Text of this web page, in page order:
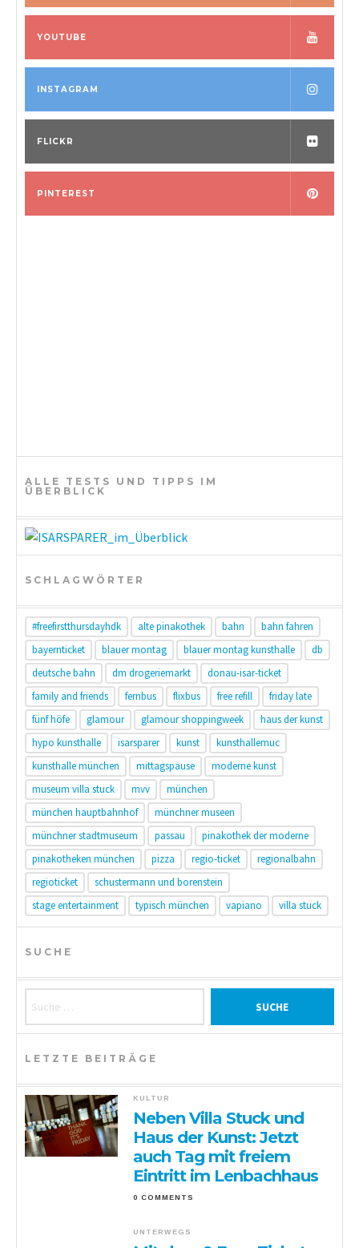
YOUTUBE
INSTAGRAM
FLICKR
PINTEREST
ALLE TESTS UND TIPPS IM
ÜBERBLICK
SCHLAGWÖRTER
#freefirstthursdayhdk alte pinakothek bahn
bahn fahren
bayernticket
blauer montag blauer montag kunsthalle
db
deutsche bahn
dm drogeriemarkt
donau-isar-ticket
family and friends
fernbus flixbus free refill
friday late
fünf höfe
glamour glamour shoppingweek
haus der kunst
hypo kunsthalle
isarsparer kunst
kunsthallemuc
kunsthalle münchen
mittagspause
moderne kunst
museum villa stuck
mvv
münchen
münchen hauptbahnhof
münchner museen
münchner stadtmuseum
passau
pinakothek der moderne
pinakotheken münchen
pizza regio-ticket
regionalbahn
regioticket
schustermann und borenstein
stage entertainment
typisch münchen vapiano villa stuck
SUCHE
LETZTE BEITRÄGE
KULTUR
Neben Villa Stuck und
Haus der Kunst: Jetzt
auch Tag mit freiem
Eintritt im Lenbachhaus
0 COMMENTS
UNTERWEGS